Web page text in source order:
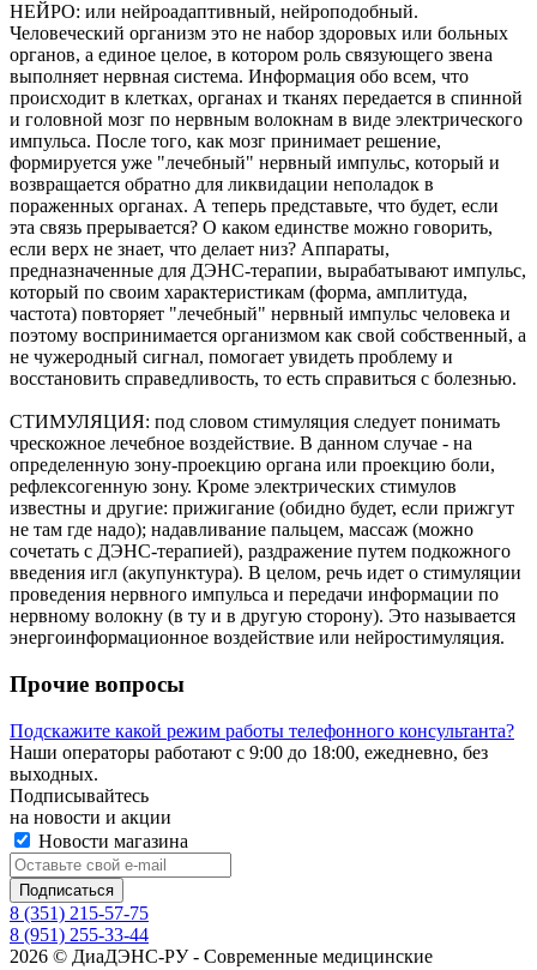
НЕЙРО: или нейроадаптивный, нейроподобный.
Человеческий организм это не набор здоровых или больных
органов, а единое целое, в котором роль связующего звена
выполняет нервная система. Информация обо всем, что
происходит в клетках, органах и тканях передается в спинной
и головной мозг по нервным волокнам в виде электрического
импульса. После того, как мозг принимает решение,
формируется уже "лечебный" нервный импульс, который и
возвращается обратно для ликвидации неполадок в
пораженных органах. А теперь представьте, что будет, если
эта связь прерывается? О каком единстве можно говорить,
если верх не знает, что делает низ? Аппараты,
предназначенные для ДЭНС-терапии, вырабатывают импульс,
который по своим характеристикам (форма, амплитуда,
частота) повторяет "лечебный" нервный импульс человека и
поэтому воспринимается организмом как свой собственный, а
не чужеродный сигнал, помогает увидеть проблему и
восстановить справедливость, то есть справиться с болезнью.
СТИМУЛЯЦИЯ: под словом стимуляция следует понимать
чрескожное лечебное воздействие. В данном случае - на
определенную зону-проекцию органа или проекцию боли,
рефлексогенную зону. Кроме электрических стимулов
известны и другие: прижигание (обидно будет, если прижгут
не там где надо); надавливание пальцем, массаж (можно
сочетать с ДЭНС-терапией), раздражение путем подкожного
введения игл (акупунктура). В целом, речь идет о стимуляции
проведения нервного импульса и передачи информации по
нервному волокну (в ту и в другую сторону). Это называется
энергоинформационное воздействие или нейростимуляция.
Прочие вопросы
Подскажите какой режим работы телефонного консультанта?
Наши операторы работают с 9:00 до 18:00, ежедневно, без
выходных.
Подписывайтесь
на новости и акции
Новости магазина
8 (351) 215-57-75
8 (951) 255-33-44
2026 © ДиаДЭНС-РУ - Современные медицинские